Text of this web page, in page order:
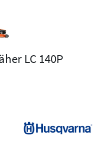
LC 140P